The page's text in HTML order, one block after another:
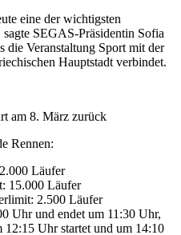
eine der wichtigsten
SEGAS-Präsidentin Sofia
die Veranstaltung Sport mit der
Hauptstadt verbindet.
Rennen:
Läufer
15.000 Läufer
2.500 Läufer
Uhr und endet um 11:30 Uhr,
Uhr startet und um 14:10